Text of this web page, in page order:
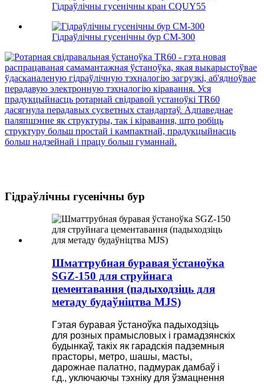
Гідраўлічны гусенічны кран CQUY55
Гідраўлічны гусенічны бур СМ-300
Гідраўлічны гусенічны бур
Шматтрубная буравая ўстаноўка
SGZ-150 для струйнага
цементавання (падыходзіць для
метаду будаўніцтва MJS)
Гэтая буравая ўстаноўка падыходзіць
для розных прамысловых і грамадзянскіх
будынкаў, такіх як гарадскія падземныя
прасторы, метро, ​​шашы, масты,
дарожнае палатно, падмурак дамбаў і
г.д., уключаючы тэхніку для ўзмацнення